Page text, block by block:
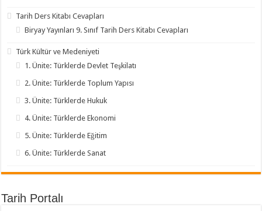
Tarih Ders Kitabı Cevapları
Biryay Yayınları 9. Sınıf Tarih Ders Kitabı Cevapları
Türk Kültür ve Medeniyeti
1. Ünite: Türklerde Devlet Teşkilatı
2. Ünite: Türklerde Toplum Yapısı
3. Ünite: Türklerde Hukuk
4. Ünite: Türklerde Ekonomi
5. Ünite: Türklerde Eğitim
6. Ünite: Türklerde Sanat
Tarih Portalı